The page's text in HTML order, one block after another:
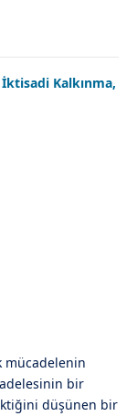
Kalkınma,
mücadelenin
bir
düşünen bir